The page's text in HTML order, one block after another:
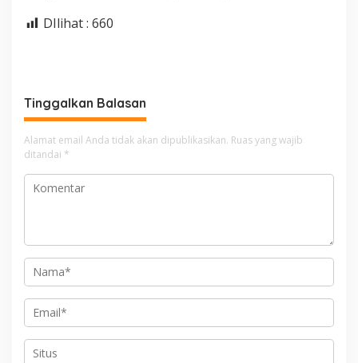
DIlihat : 660
Tinggalkan Balasan
Alamat email Anda tidak akan dipublikasikan. Ruas yang wajib
ditandai *